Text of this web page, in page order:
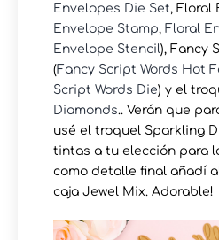
Envelopes Die Set, Floral
Envelope Stamp, Floral
Envelope Stencil), Fancy
(Fancy Script Words Hot
Script Words Die) y el
Diamonds.. Verán que
usé el troquel Sparkling
tintas a tu elección para
como detalle final añadí
caja Jewel Mix. Adorable!